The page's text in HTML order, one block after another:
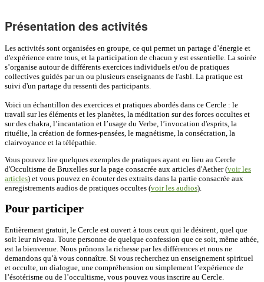
Présentation des activités
Les activités sont organisées en groupe, ce qui permet un partage d’énergie et
d'expérience entre tous, et la participation de chacun y est essentielle. La soirée
s’organise autour de différents exercices individuels et/ou de pratiques
collectives guidés par un ou plusieurs enseignants de l'asbl. La pratique est
suivi d'un partage du ressenti des participants.
Voici un échantillon des exercices et pratiques abordés dans ce Cercle : le
travail sur les éléments et les planètes, la méditation sur des forces occultes et
sur des chakra, l’incantation et l’usage du Verbe, l’invocation d'esprits, la
rituélie, la création de formes-pensées, le magnétisme, la consécration, la
clairvoyance et la télépathie.
Vous pouvez lire quelques exemples de pratiques ayant eu lieu au Cercle
d'Occultisme de Bruxelles sur la page consacrée aux articles d'Aether (voir les
articles) et vous pouvez en écouter des extraits dans la partie consacrée aux
enregistrements audios de pratiques occultes (voir les audios).
Pour participer
Entièrement gratuit, le Cercle est ouvert à tous ceux qui le désirent, quel que
soit leur niveau. Toute personne de quelque confession que ce soit, même athée,
est la bienvenue. Nous prônons la richesse par les différences et nous ne
demandons qu’à vous connaître. Si vous recherchez un enseignement spirituel
et occulte, un dialogue, une compréhension ou simplement l’expérience de
l’ésotérisme ou de l’occultisme, vous pouvez vous inscrire au Cercle.